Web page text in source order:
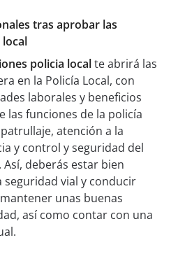
tras aprobar las
policia localte abrirá las
en la Policía Local, con
laborales y beneficios
las funciones de la policía
atención a la
y control y seguridad del
deberás estar bien
vial y conducir
unas buenas
así como contar con una